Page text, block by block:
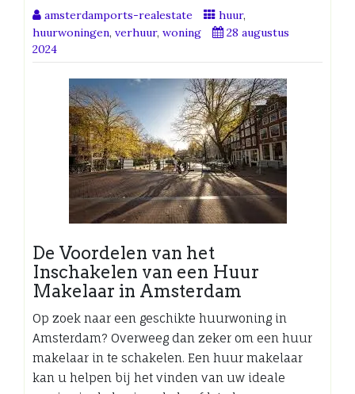
amsterdamports-realestate huur,
huurwoningen, verhuur, woning
28 augustus
2024
De Voordelen van het
Inschakelen van een Huur
Makelaar in Amsterdam
Op zoek naar een geschikte huurwoning in
Amsterdam? Overweeg dan zeker om een huur
makelaar in te schakelen. Een huur makelaar
kan u helpen bij het vinden van uw ideale